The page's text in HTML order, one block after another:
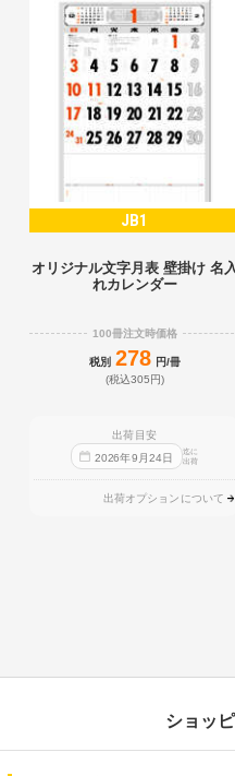
JB1
オリジナル文字月表 壁掛け 名入
れカレンダー
100冊注文時価格
税別 278 円/冊
(税込305円)
出荷目安
2026年9 月 24日
迄に
出荷
出荷オプションについて
ショッ